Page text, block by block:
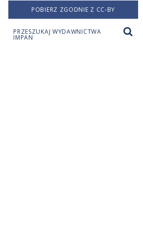
POBIERZ ZGODNIE Z CC-BY
PRZESZUKAJ WYDAWNICTWA
IMPAN